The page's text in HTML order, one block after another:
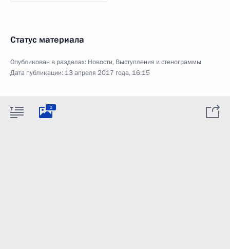
Статус материала
Опубликован в разделах: Новости, Выступления и стенограммы
Дата публикации: 13 апреля 2017 года, 16:15
2